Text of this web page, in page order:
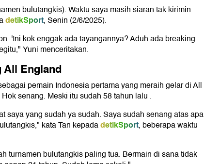
bulutangkis). Waktu saya masih siaran tak kirimin
detikSport, Senin (2/6/2025).
'Ini kok enggak ada tayangannya? Aduh ada breaking
Yuni menceritakan.
All England
pemain Indonesia pertama yang meraih gelar di All
senang. Meski itu sudah 58 tahun lalu .
saya yang sudah ya sudah. Saya sudah senang atas apa
kata Tan kepadadetikSport, beberapa waktu
turnamen bulutangkis paling tua. Bermain di sana tidak